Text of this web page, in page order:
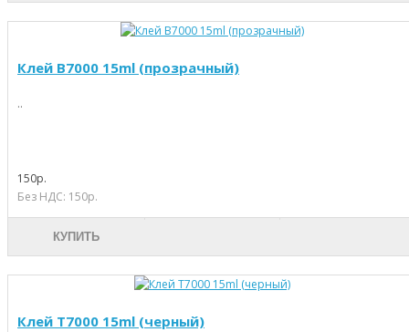
Клей B7000 15ml (прозрачный)
..
150р.
Без НДС: 150р.
КУПИТЬ
Клей T7000 15ml (черный)